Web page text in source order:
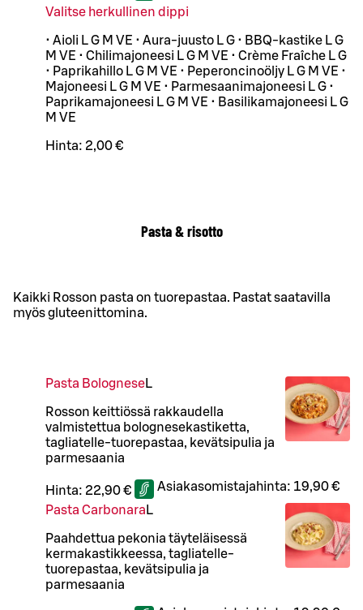
Valitse herkullinen dippi
• Aioli L G M VE • Aura-juusto L G • BBQ-kastike L G
M VE • Chilimajoneesi L G M VE • Crème Fraîche L G
• Paprikahillo L G M VE • Peperoncinoöljy L G M VE •
Majoneesi L G M VE • Parmesaanimajoneesi L G •
Paprikamajoneesi L G M VE • Basilikamajoneesi L G
M VE
Hinta: 2,00 €
Pasta & risotto
Kaikki Rosson pasta on tuorepastaa. Pastat saatavilla
myös gluteenittomina.
Pasta BologneseL
Rosson keittiössä rakkaudella
valmistettua bolognesekastiketta,
tagliatelle-tuorepastaa, kevätsipulia ja
parmesaania
Hinta: 22,90 € Asiakasomistajahinta: 19,90 €
Pasta Carbonara L
Paahdettua pekonia täyteläisessä
kermakastikkeessa, tagliatelle-
tuorepastaa, kevätsipulia ja
parmesaania